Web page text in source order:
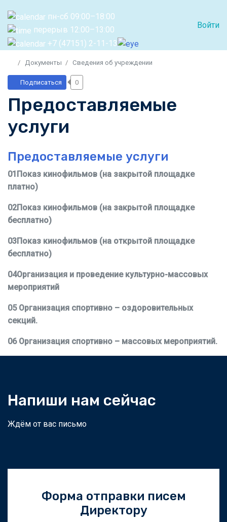
пн-сб 09:00–18:00
перерыв 12:00–13:00
+7 (47151) 2-11-13
Войти
Документы Сведения об учреждении
Предоставляемые
услуги
Подписаться 0
Предоставляемые услуги
01Показ кинофильмов (на закрытой площадке
платно)
02Показ кинофильмов (на закрытой площадке
бесплатно)
03Показ кинофильмов (на открытой площадке
бесплатно)
04Организация и проведение культурно-массовых
мероприятий
05 Организация спортивно – оздоровительных
секций.
06 Организация спортивно – массовых мероприятий.
Напиши нам сейчас
Ждём от вас письмо
Форма отправки писем
Директору